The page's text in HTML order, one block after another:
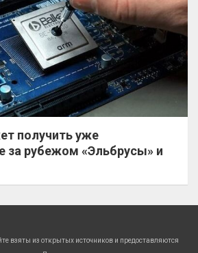
получить уже
за рубежом «Эльбрусы» и
взяты из открытых источников и предоставляются